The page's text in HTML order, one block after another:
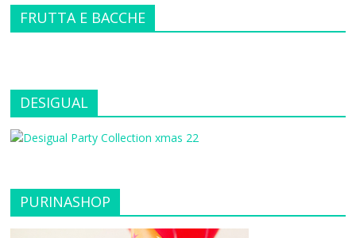
FRUTTA E BACCHE
DESIGUAL
PURINASHOP